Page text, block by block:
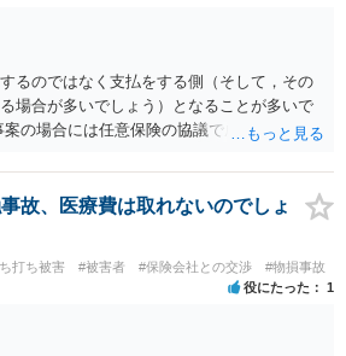
るのではなく支払をする側（そして，その
場合が多いでしょう）となることが多いで
の場合には任意保険の協議で成立すること
よっては保険会社が代理人弁護士をつける
事件に進む場合は，刑事弁護の話になるこ
保険に入っていない場合など，特殊な場合以
情がないのだと思います。 ですから，加害
ケースは実際にはあるのです。 本件は，刑
います。 交通事故を発生した場合には，警
せん。道路交通法違反第７２条第１項後段
れています。本件は，これに客観的には該
故、医療費は取れないのでしょ
打ち被害 #被害者 #保険会社との交渉 #物損事故
役にたった 1